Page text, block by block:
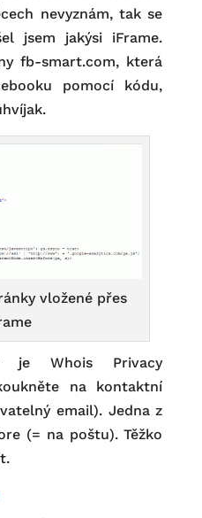
nevyznám, tak se
jsem jakýsi iFrame.
fb-smart.com, která
pomocí kódu,
vložené přes
je Whois Privacy
na kontaktní
email). Jedna z
(= na poštu). Těžko